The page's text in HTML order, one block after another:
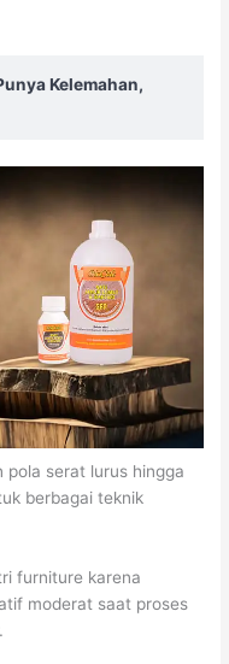
Kelemahan,
pola serat lurus hingga
berbagai teknik
furniture karena
moderat saat proses